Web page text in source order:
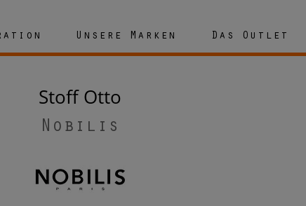
Unsere Marken Das Outlet
Stoff Otto
Nobilis